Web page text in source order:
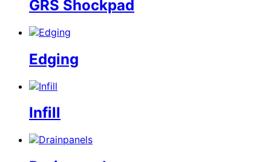
GRS Shockpad
Edging
Infill